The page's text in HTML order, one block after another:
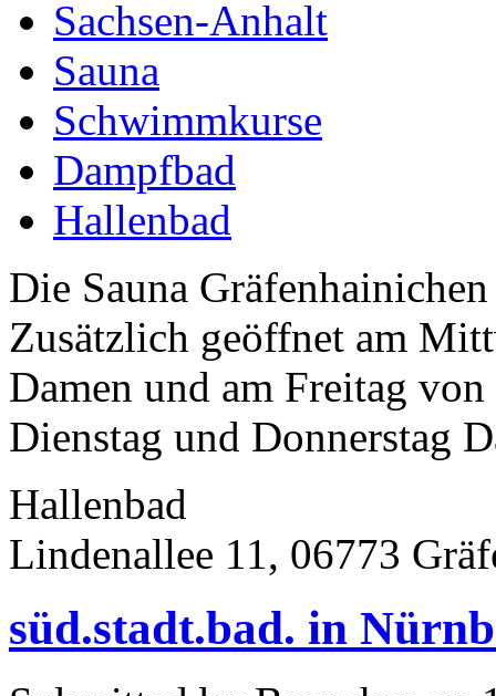
Sachsen-Anhalt
Sauna
Schwimmkurse
Dampfbad
Hallenbad
Die Sauna
Zusätzlich geöffnet am
Damen und am Freitag
Dienstag und Donnerstag
Hallenbad
Lindenallee 11, 06773
süd.stadt.bad. in